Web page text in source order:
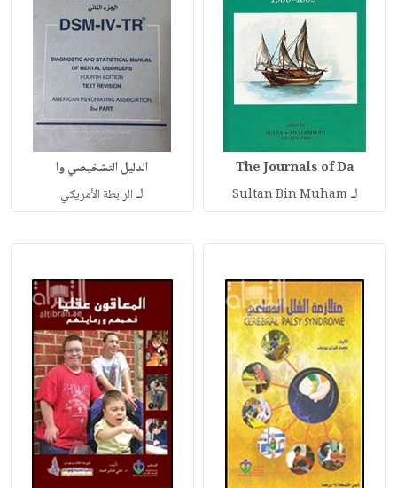
The Journals of Da
لـSultan Bin Muham
الدليل التشخيصي وا
لـ الرابطة الأمريكي